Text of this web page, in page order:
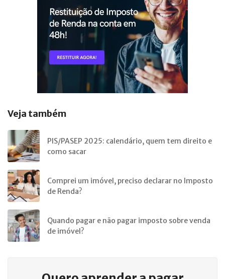
Veja também
PIS/PASEP 2025: calendário, quem tem direito e
como sacar
Comprei um imóvel, preciso declarar no Imposto
de Renda?
Quando pagar e não pagar imposto sobre venda
de imóvel?